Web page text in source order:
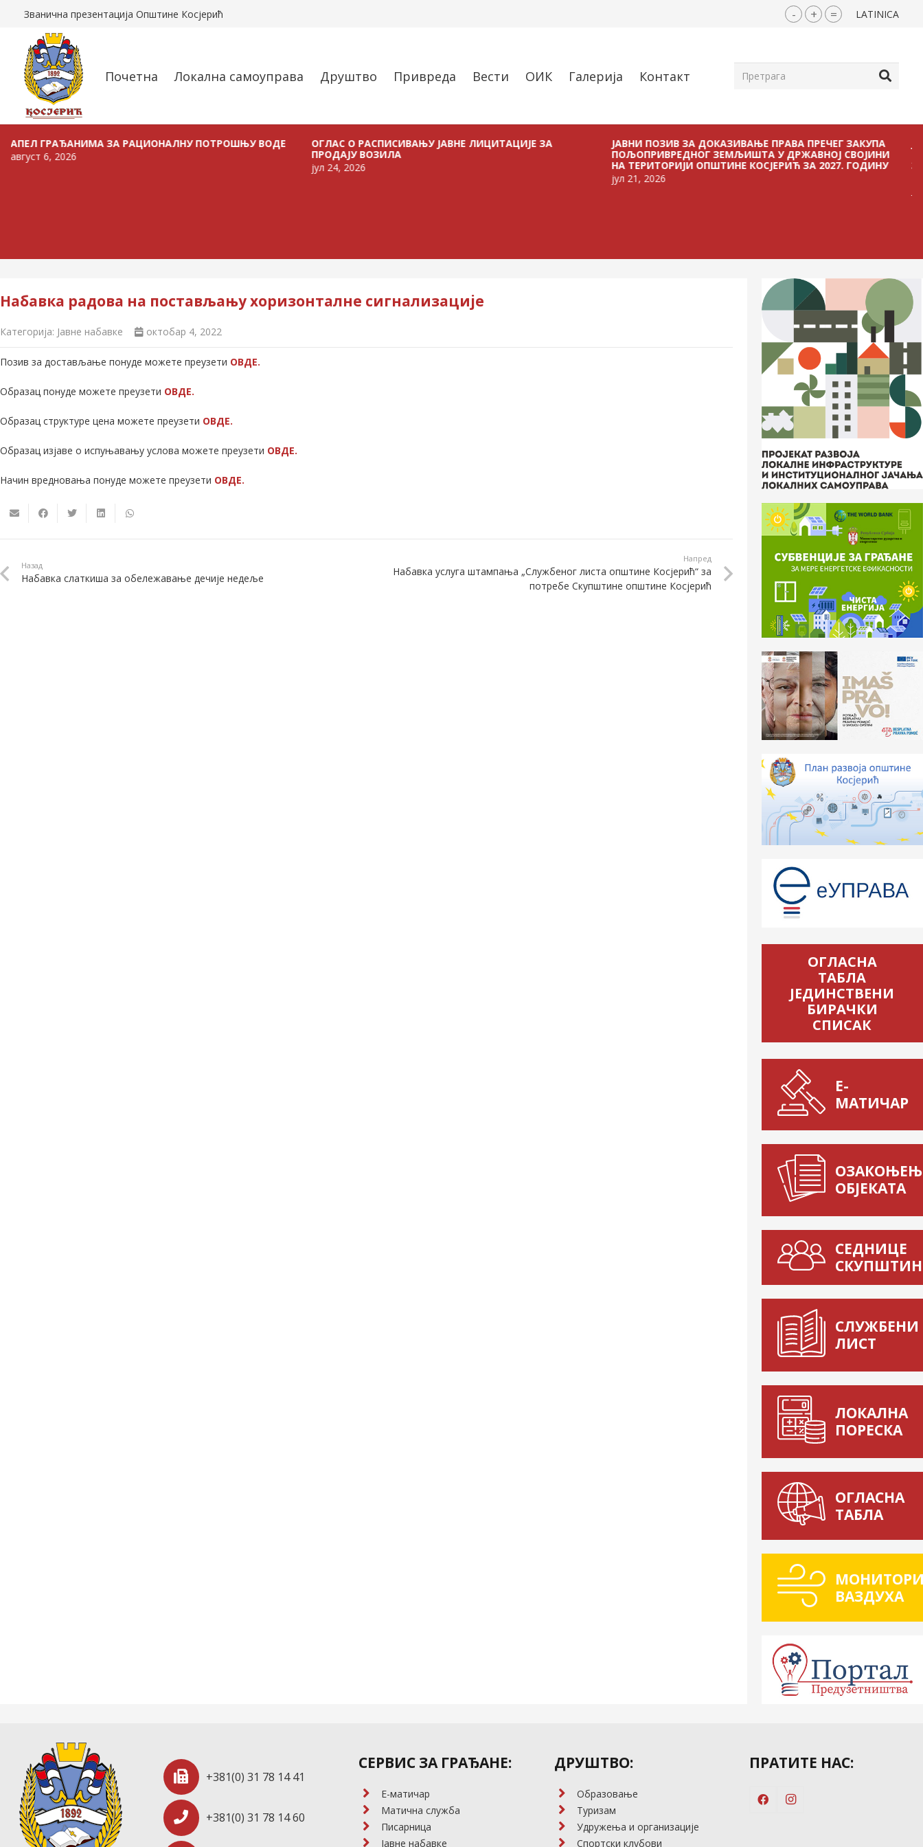
Званична презентација Општине Косјерић - + = LATINICA
Почетна Локална самоуправа Друштво Привреда Вести ОИК Галерија Контакт
ЗА РАЦИОНАЛНУ ПОТРОШЊУ ВОДЕ
2026
ОГЛАС О РАСПИСИВАЊУ ЈАВНЕ ЛИЦИТАЦИЈЕ ЗА
ПРОДАЈУ ВОЗИЛА
јул 24, 2026
ЈАВНИ ПОЗИВ ЗА ДОКАЗИВАЊЕ ПРАВА ПРЕЧЕГ ЗАКУПА
ПОЉОПРИВРЕДНОГ ЗЕМЉИШТА У ДРЖАВНОЈ СВОЈИНИ
НА ТЕРИТОРИЈИ ОПШТИНЕ КОСЈЕРИЋ ЗА 2027. ГОДИНУ
јул 21, 2026
ЈАВНИ
БЕЗ
Набавка радова на постављању хоризонталне сигнализације
Категорија: Јавне набавке октобар 4, 2022
Позив за достављање понуде можете преузети ОВДЕ.
Образац понуде можете преузети ОВДЕ.
Образац структуре цена можете преузети ОВДЕ.
Образац изјаве о испуњавању услова можете преузети ОВДЕ.
Начин вредновања понуде можете преузети ОВДЕ.
Назад
Набавка слаткиша за обележавање дечије недеље
Напред
Набавка услуга штампања „Службеног листа општине Косјерић“ за
потребе Скупштине општине Косјерић
ОГЛАСНА
ТАБЛА
ЈЕДИНСТВЕНИ
БИРАЧКИ
СПИСАК
Е-
МАТИЧАР
ОБЈЕКАТА
СЕДНИЦЕ
СЛУЖБЕНИ
ЛИСТ
ЛОКАЛНА
ПОРЕСКА
ОГЛАСНА
ТАБЛА
ВАЗДУХА
+381(0) 31 78 14 41
+381(0) 31 78 14 60
СЕРВИС ЗА ГРАЂАНЕ:
E-матичар
Матична служба
Писарница
Јавне набавке
ДРУШТВО:
Образовање
Туризам
Удружења и организације
Спортски клубови
ПРАТИТЕ НАС: